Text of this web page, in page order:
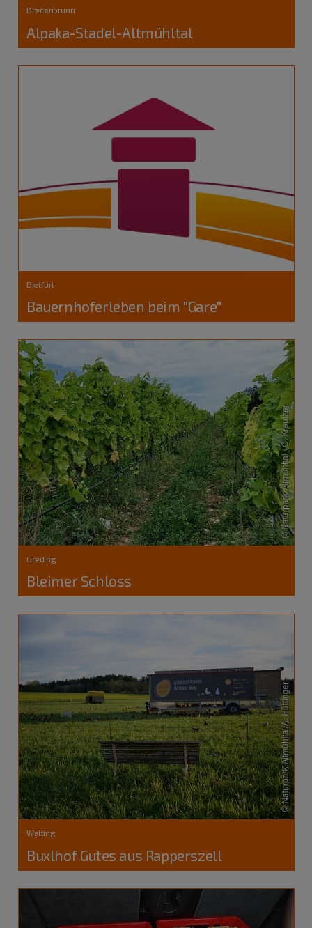
Breitenbrunn
Alpaka-Stadel-Altmühltal
Dietfurt
Bauernhoferleben beim "Gare"
Greding
Bleimer Schloss
Walting
Buxlhof Gutes aus Rapperszell